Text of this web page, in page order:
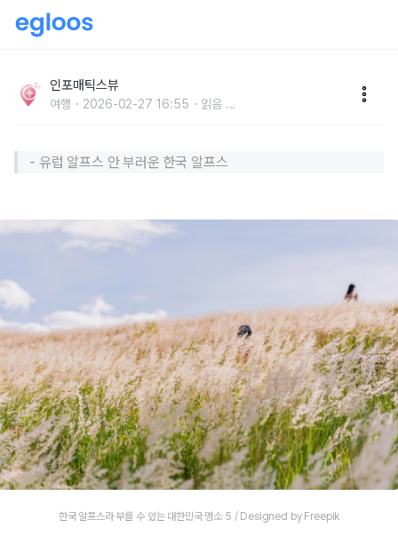
기절초풍할 대한민국 명소 5
인포매틱스뷰
여행 2026-02-27 16:55 읽음 ...
- 유럽 알프스 안 부러운 한국 알프스
한국 알프스라 부를 수 있는 대한민국 명소 5 / Designed by Freepik